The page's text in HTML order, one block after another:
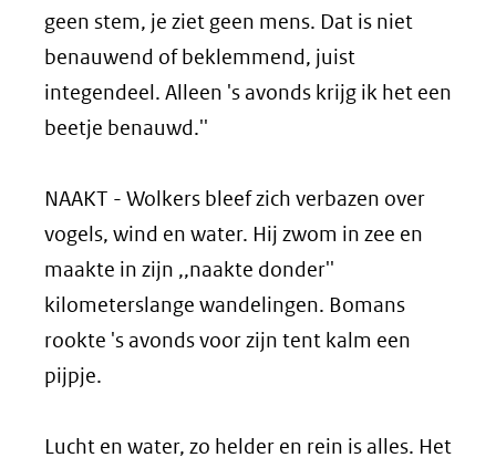
geen stem, je ziet geen mens. Dat is niet
benauwend of beklemmend, juist
integendeel. Alleen 's avonds krijg ik het een
beetje benauwd.''
NAAKT - Wolkers bleef zich verbazen over
vogels, wind en water. Hij zwom in zee en
maakte in zijn ,,naakte donder''
kilometerslange wandelingen. Bomans
rookte 's avonds voor zijn tent kalm een
pijpje.
Lucht en water, zo helder en rein is alles. Het